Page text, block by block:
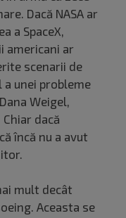
Dacă NASA ar
a SpaceX,
americani ar
scenarii de
a unei probleme
Weigel,
dacă
încă nu a avut
mult decât
Aceasta se